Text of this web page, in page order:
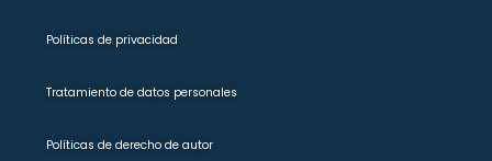
Políticas de privacidad
Tratamiento de datos personales
Políticas de derecho de autor